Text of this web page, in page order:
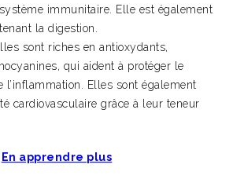
immunitaire. Elle est également
la digestion.
sont riches en antioxydants,
qui aident à protéger le
l’inflammation. Elles sont également
cardiovasculaire grâce à leur teneur
En apprendre plus